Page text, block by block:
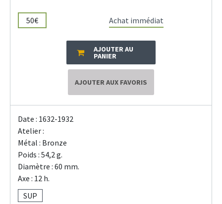
50€ Achat immédiat
AJOUTER AU
PANIER
AJOUTER AUX FAVORIS
Date : 1632-1932
Atelier :
Métal : Bronze
Poids : 54,2 g.
Diamètre : 60 mm.
Axe : 12 h.
SUP